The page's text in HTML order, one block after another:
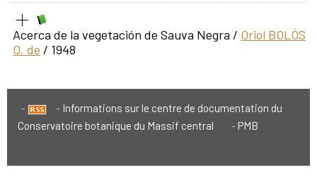
Acerca de la vegetación de Sauva Negra / Oriol BOLÓS
O. de / 1948
Informations sur le centre de documentation du
Conservatoire botanique du Massif central
PMB